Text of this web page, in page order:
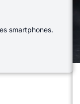
smartphones.